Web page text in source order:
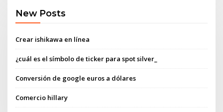
New Posts
Crear ishikawa en línea
¿cuál es el símbolo de ticker para spot silver_
Conversión de google euros a dólares
Comercio hillary